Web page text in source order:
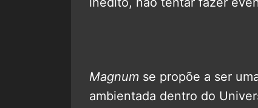
Magnum se propõe a ser
ambientada dentro do